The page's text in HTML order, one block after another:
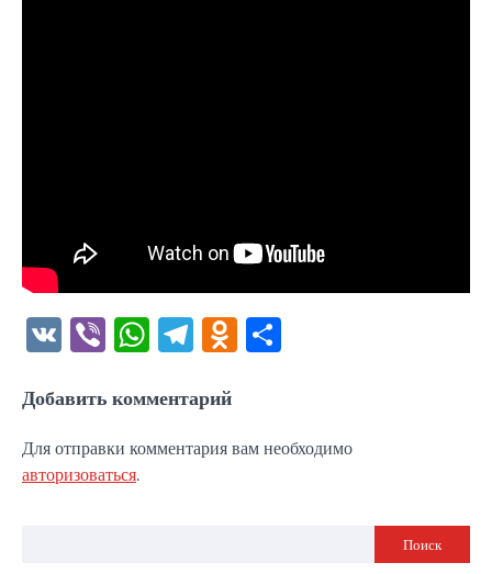
VK ViberWhatsApp
Telegram
Odnoklassniki
Добавить комментарий
Для отправки комментария вам необходимо
авторизоваться.
Поиск